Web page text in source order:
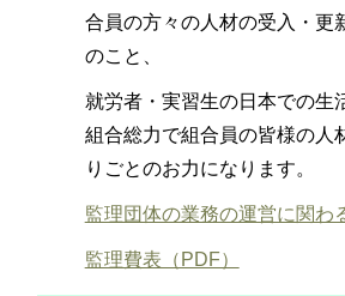
合員の方々の人材の受入・更
のこと、
就労者・実習生の日本での生
組合総力で組合員の皆様の人
りごとのお力になります。
監理団体の業務の運営に関わ
監理費表（PDF）